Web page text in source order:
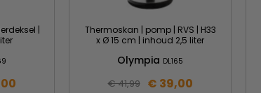
|
Thermoskan | pomp | RVS | H33
x Ø 15 cm | inhoud 2,5 liter
Olympia DL165
€ 41,99
€ 39,00